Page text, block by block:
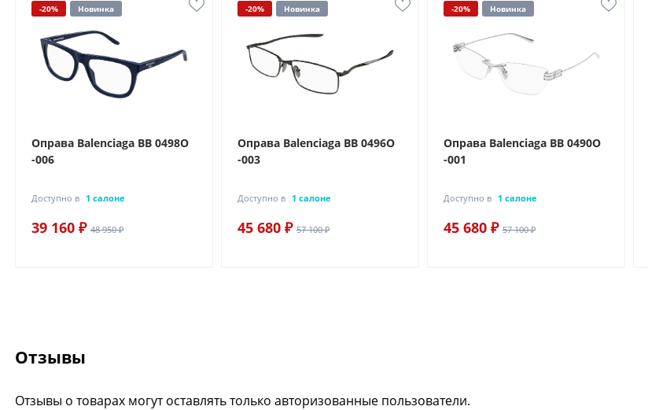
-20% Новинка
Оправа Balenciaga BB 0498O
-006
Доступно в 1 салоне
39 160 ₽ 48 950 ₽
-20% Новинка
Оправа Balenciaga BB 0496O
-003
Доступно в 1 салоне
45 680 ₽ 57 100 ₽
-20% Новинка
Оправа Balenciaga BB 0490O
-001
Доступно в 1 салоне
45 680 ₽ 57 100 ₽
Отзывы
Отзывы о товарах могут оставлять только авторизованные пользователи.